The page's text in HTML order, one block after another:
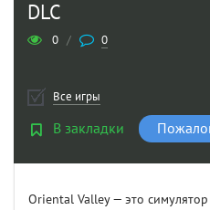
DLC
0 / 0
Все игры
В закладки
Oriental Valley — это